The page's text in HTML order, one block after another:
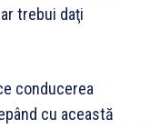
trebui daţi
conducerea
cu această